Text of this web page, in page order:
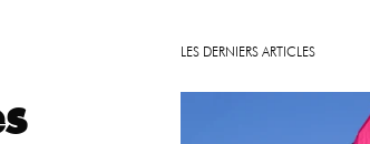
LES DERNIERS ARTICLES